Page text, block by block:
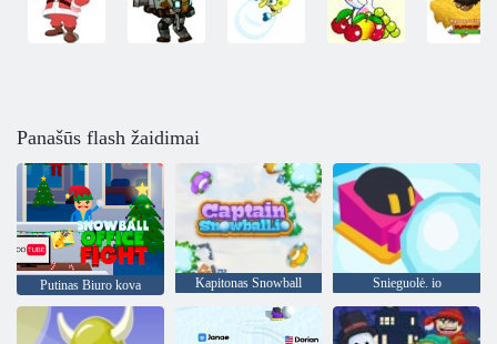
Panašūs flash žaidimai
Putinas Biuro kova Kapitonas Snowball Snieguolė. io